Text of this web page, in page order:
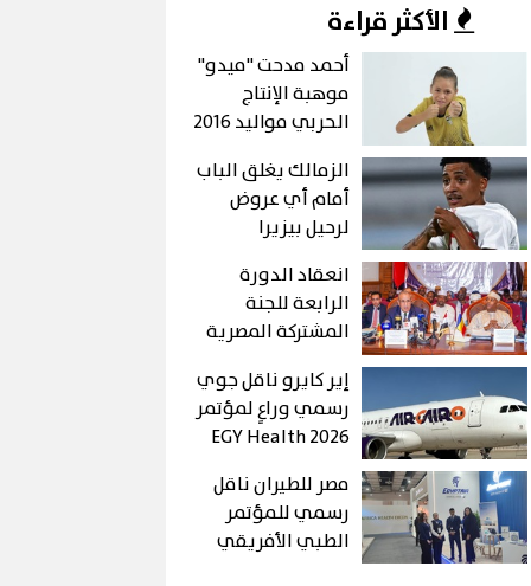
الأكثر قراءة
أحمد مدحت "ميدو"
موهبة الإنتاج
الحربي مواليد 2016
الزمالك يغلق الباب
أمام أي عروض
لرحيل بيزيرا
انعقاد الدورة
الرابعة للجنة
المشتركة المصرية
موسعة لبحث سبل
تعزيز العلاقات
الثنائية في شتى
المجالات
إير كايرو ناقل جوي
رسمي وراعٍ لمؤتمر
EGY Health 2026
العلاجية في مصر
مصر للطيران ناقل
رسمي للمؤتمر
الطبي الأفريقي